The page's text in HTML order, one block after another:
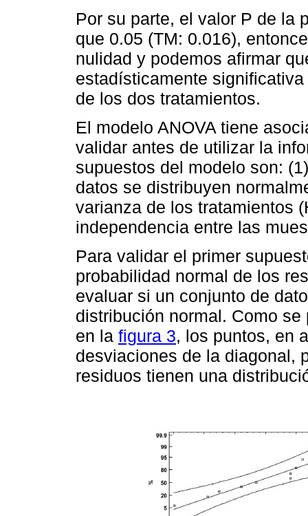
Por su parte, el valor P de la
que 0.05 (TM: 0.016),
nulidad y podemos afirmar
estadísticamente
de los dos tratamientos.
El modelo ANOVA tiene
validar antes de utilizar la
supuestos del modelo son:
datos se distribuyen
varianza de los tratamientos
independencia entre las
Para validar el primer
probabilidad normal de los
evaluar si un conjunto de
distribución normal. Como
en la figura 3, los puntos, en
desviaciones de la diagonal,
residuos tienen una